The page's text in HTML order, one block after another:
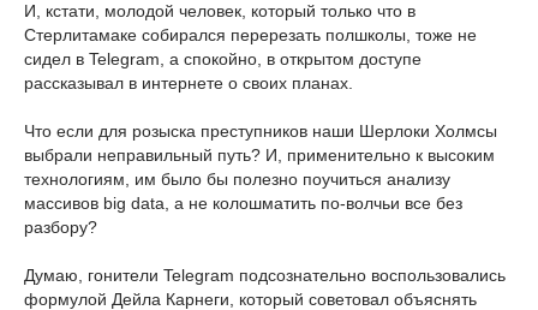
И, кстати, молодой человек, который только что в
Стерлитамаке собирался перерезать полшколы, тоже не
сидел в Telegram, а спокойно, в открытом доступе
рассказывал в интернете о своих планах.
Что если для розыска преступников наши Шерлоки Холмсы
выбрали неправильный путь? И, применительно к высоким
технологиям, им было бы полезно поучиться анализу
массивов big data, а не колошматить по-волчьи все без
разбору?
Думаю, гонители Telegram подсознательно воспользовались
формулой Дейла Карнеги, который советовал объяснять